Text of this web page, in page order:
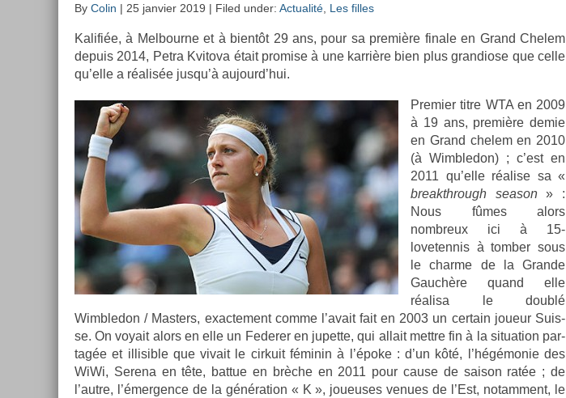
By Colin | 25 janvier 2019 | Filed under: Actualité Les filles
Kalifiée, à Mel­bour­ne et à bientôt 29 ans, pour sa première fin­ale en Grand Chelem
de­puis 2014, Petra Kvitova était pro­m­ise à une karrière bien plus gran­diose que celle
qu’elle a réalisée jusqu’à aujourd’hui.
Pre­mi­er titre WTA en 2009
à 19 ans, première demie
en Grand chelem en 2010
(à Wimbledon) ; c’est en
2011 qu’elle réalise sa «
breakthrough season» :
Nous fûmes alors
nombreux ici à 15-
lovetennis à tomb­er sous
le char­me de la Gran­de
Gauchère quand elle
réalisa le doublé
Wimbledon / Mast­ers, ex­ac­te­ment comme l’avait fait en 2003 un cer­tain joueur Suis­
se. On voyait alors en elle un Feder­er en jupet­te, qui al­lait mettre fin à la situa­tion par­
tagée et il­lisib­le que vivait le cir­kuit féminin à l’époke : d’un kôté, l’hégémonie des
WiWi, Serena en tête, bat­tue en brèche en 2011 pour cause de saison ratée ; de
l’autre, l’émerg­ence de la généra­tion « K », joueuses venues de l’Est, notam­ment, le